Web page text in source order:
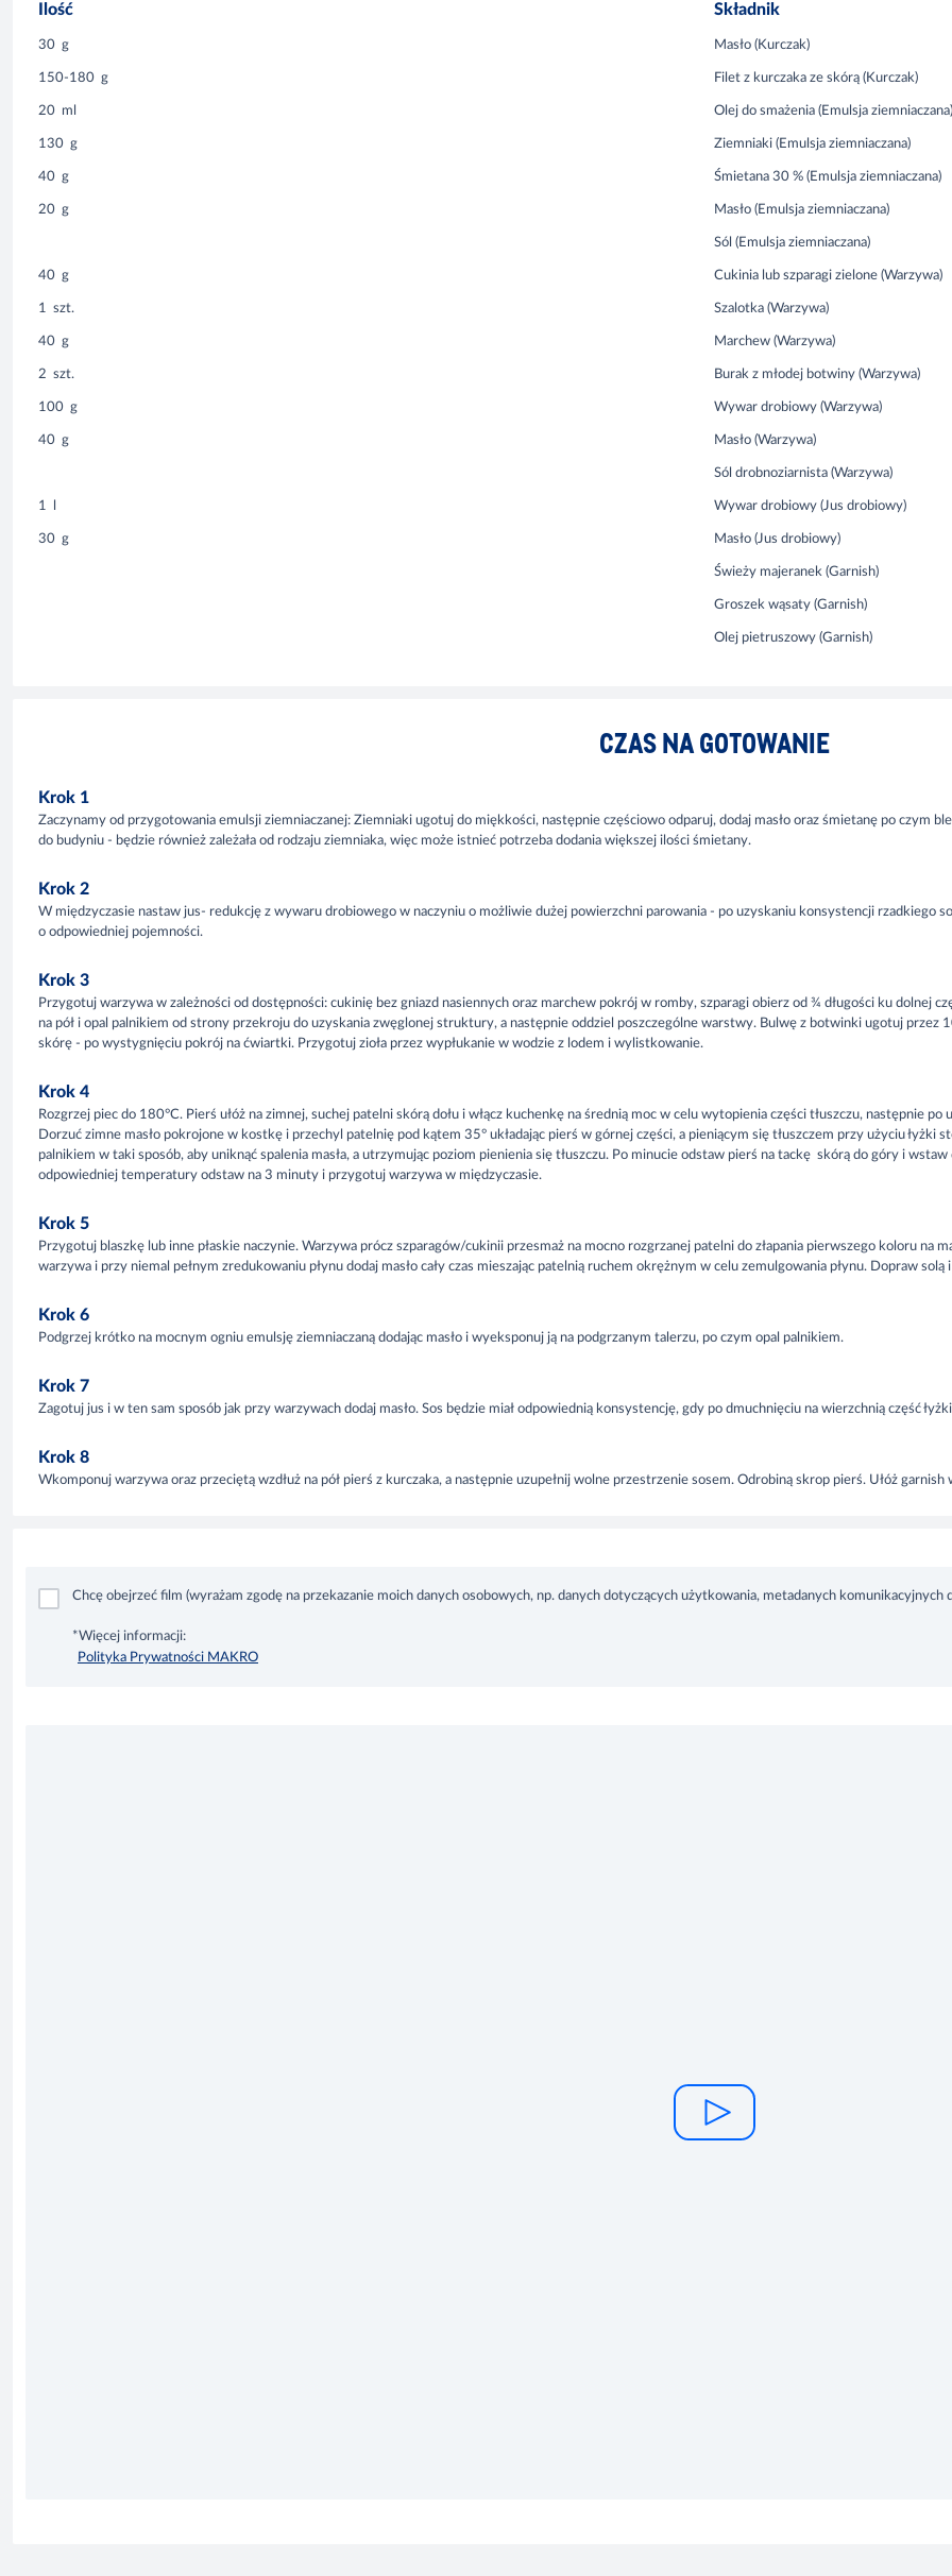
Ilość Składnik
30 g Masło (Kurczak)
150-180 g Filet z kurczaka ze skórą (Kurczak)
20 ml Olej do smażenia (Emulsja ziemniaczana)
130 g Ziemniaki (Emulsja ziemniaczana)
40 g Śmietana 30 % (Emulsja ziemniaczana)
20 g Masło (Emulsja ziemniaczana)
Sól (Emulsja ziemniaczana)
40 g Cukinia lub szparagi zielone (Warzywa)
1 szt. Szalotka (Warzywa)
40 g Marchew (Warzywa)
2 szt. Burak z młodej botwiny (Warzywa)
100 g Wywar drobiowy (Warzywa)
40 g Masło (Warzywa)
Sól drobnoziarnista (Warzywa)
1 Wywar drobiowy (Jus drobiowy)
30 g Masło (Jus drobiowy)
Świeży majeranek (Garnish)
Groszek wąsaty (Garnish)
Olej pietruszowy (Garnish)
CZAS NA GOTOWANIE
Krok 1
Zaczynamy od przygotowania emulsji ziemniaczanej: Ziemniaki ugotuj do miękkości, następnie częściowo odparuj, dodaj masło oraz śmietanę po czym
do budyniu - będzie również zależała od rodzaju ziemniaka, więc może istnieć potrzeba dodania większej ilości śmietany.
Krok 2
W międzyczasie nastaw jus- redukcję z wywaru drobiowego w naczyniu o możliwie dużej powierzchni parowania - po uzyskaniu konsystencji rzadkiego
o odpowiedniej pojemności.
Krok 3
Przygotuj warzywa w zależności od dostępności: cukinię bez gniazd nasiennych oraz marchew pokrój w romby, szparagi obierz od ¾ długości ku dolnej
na pół i opal palnikiem od strony przekroju do uzyskania zwęglonej struktury, a następnie oddziel poszczególne warstwy. Bulwę z botwinki ugotuj przez
skórę - po wystygnięciu pokrój na ćwiartki. Przygotuj zioła przez wypłukanie w wodzie z lodem i wylistkowanie.
Krok 4
Rozgrzej piec do 180°C. Pierś ułóż na zimnej, suchej patelni skórą dołu i włącz kuchenkę na średnią moc w celu wytopienia części tłuszczu, następnie
Dorzuć zimne masło pokrojone w kostkę i przechyl patelnię pod kątem 35° układając pierś w górnej części, a pieniącym się tłuszczem przy użyciu łyżki
palnikiem w taki sposób, aby uniknąć spalenia masła, a utrzymując poziom pienienia się tłuszczu. Po minucie odstaw pierś na tackę skórą do góry i
odpowiedniej temperatury odstaw na 3 minuty i przygotuj warzywa w międzyczasie.
Krok 5
Przygotuj blaszkę lub inne płaskie naczynie. Warzywa prócz szparagów/cukinii przesmaż na mocno rozgrzanej patelni do złapania pierwszego koloru na
warzywa i przy niemal pełnym zredukowaniu płynu dodaj masło cały czas mieszając patelnią ruchem okrężnym w celu zemulgowania płynu. Dopraw
Krok 6
Podgrzej krótko na mocnym ogniu emulsję ziemniaczaną dodając masło i wyeksponuj ją na podgrzanym talerzu, po czym opal palnikiem.
Krok 7
Zagotuj jus i w ten sam sposób jak przy warzywach dodaj masło. Sos będzie miał odpowiednią konsystencję, gdy po dmuchnięciu na wierzchnią część
Krok 8
Wkomponuj warzywa oraz przeciętą wzdłuż na pół pierś z kurczaka, a następnie uzupełnij wolne przestrzenie sosem. Odrobiną skrop pierś. Ułóż
Chcę obejrzeć film (wyrażam zgodę na przekazanie moich danych osobowych, np. danych dotyczących użytkowania, metadanych komunikacyjnych
*Więcej informacji:
Polityka Prywatności MAKRO